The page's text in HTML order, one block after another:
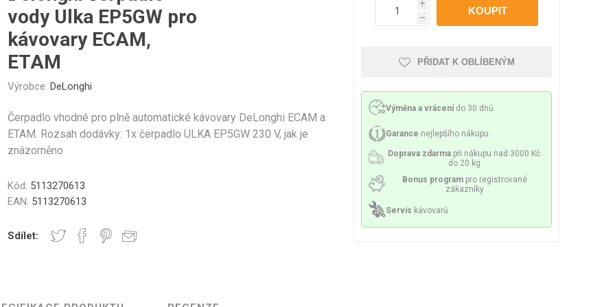
a Sklenice Kelímky na kávu
Části krytu Ovládací tlačítka Mazivo
Elektronika Mlýnky Topná tělesa a spirály Čerpadla
Professional
vody Ulka EP5GW pro
kávovary ECAM,
ETAM
Výrobce: DeLonghi
Čerpadlo vhodné pro plně automatické kávovary DeLonghi ECAM a
ETAM. Rozsah dodávky: 1x čerpadlo ULKA EP5GW 230 V, jak je
znázorněno
Kód: 5113270613
EAN: 5113270613
Sdílet:
i
h
PŘIDAT K OBLÍBENÝM
Výměna a vrácení do 30 dnů
Garance nejlepšího nákupu
Doprava zdarma při nákupu nad 3000 Kč
do 20 kg
Bonus program pro registrované
zákazníky
Servis kávovarů